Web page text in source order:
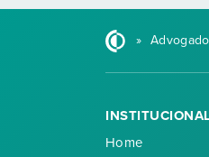
»
Home